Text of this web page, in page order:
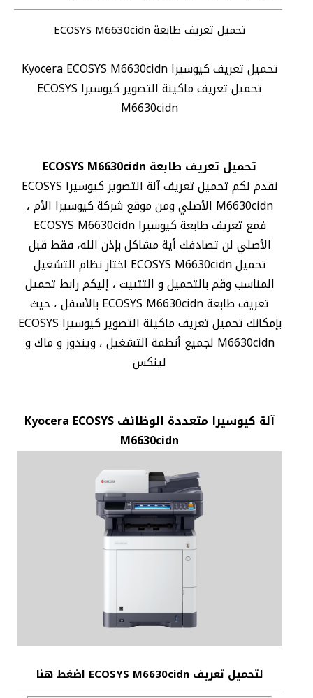
تحميل تعريف طابعة ECOSYS M6630cidn
تحميل تعريف كيوسيرا Kyocera ECOSYS M6630cidn
تحميل تعريف ماكينة التصوير كيوسيرا ECOSYS
M6630cidn
تحميل تعريف طابعة ECOSYS M6630cidn
نقدم لكم تحميل تعريف آلة التصوير كيوسيرا ECOSYS
M6630cidn الأصلي ومن موقع شركة كيوسيرا الأم ،
فمع تعريف طابعة كيوسيرا ECOSYS M6630cidn
الأصلي لن تصادفك أية مشاكل بإذن الله، فقط قبل
تحميل ECOSYS M6630cidn اختار نظام التشغيل
المناسب وقم بالتحميل و التثبيت ، إليكم رابط تحميل
تعريف طابعة ECOSYS M6630cidn بالأسفل ، حيث
بإمكانك تحميل تعريف ماكينة التصوير كيوسيرا ECOSYS
M6630cidn لجميع أنظمة التشغيل ، ويندوز و ماك و
لينكس
آلة كيوسيرا متعددة الوظائف Kyocera ECOSYS
M6630cidn
لتحميل تعريف ECOSYS M6630cidn اضغط هنا